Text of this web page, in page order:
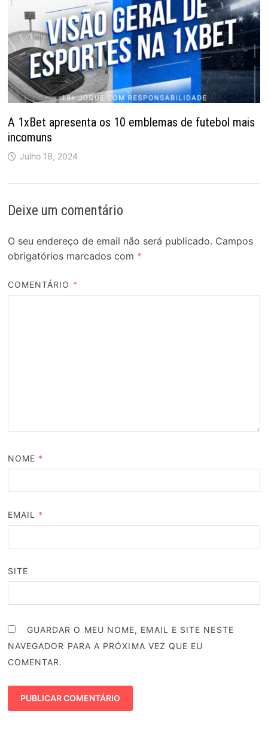
A 1xBet apresenta os 10 emblemas de futebol mais
incomuns
Julho 18, 2024
Deixe um comentário
O seu endereço de email não será publicado. Campos
obrigatórios marcados com *
COMENTÁRIO *
NOME *
EMAIL *
SITE
GUARDAR O MEU NOME, EMAIL E SITE NESTE
NAVEGADOR PARA A PRÓXIMA VEZ QUE EU
COMENTAR.